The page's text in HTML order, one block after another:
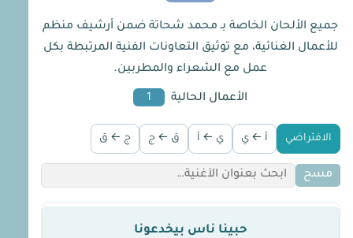
جميع الألحان الخاصة بـ محمد شحاتة ضمن أرشيف منظم
للأعمال الغنائية، مع توثيق التعاونات الفنية المرتبطة بكل
عمل مع الشعراء والمطربين.
الأعمال الحالية 1
الافتراضي أ ← ي ي ← أ ق ← ج ج ← ق
مسح
حبينا ناس بيخدعونا